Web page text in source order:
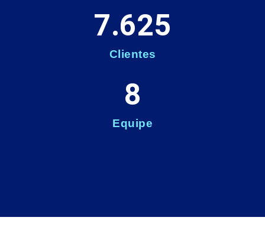
Clientes
7.625
Equipe
8